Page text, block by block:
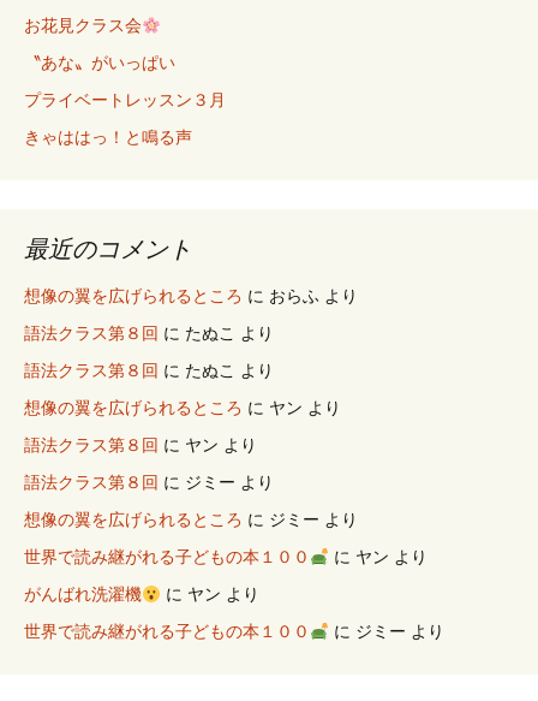
お花見クラス会
〝あな〟がいっぱい
プライベートレッスン３月
きゃははっ！と鳴る声
最近のコメント
想像の翼を広げられるところ に おらふ より
語法クラス第８回 に たぬこ より
語法クラス第８回 に たぬこ より
想像の翼を広げられるところ に ヤン より
語法クラス第８回 に ヤン より
語法クラス第８回 に ジミー より
想像の翼を広げられるところ に ジミー より
世界で読み継がれる子どもの本１００
に ヤン より
がんばれ洗濯機
に ヤン より
世界で読み継がれる子どもの本１００
に ジミー より